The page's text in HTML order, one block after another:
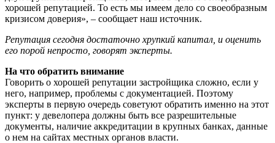
хорошей репутацией. То есть мы имеем дело со своеобразным
кризисом доверия», – сообщает наш источник.
Репутация сегодня достаточно хрупкий капитал, и оценить
его порой непросто, говорят эксперты.
На что обратить внимание
Говорить о хорошей репутации застройщика сложно, если у
него, например, проблемы с документацией. Поэтому
эксперты в первую очередь советуют обратить именно на этот
пункт: у девелопера должны быть все разрешительные
документы, наличие аккредитации в крупных банках, данные
о нем на сайтах местных органов власти.